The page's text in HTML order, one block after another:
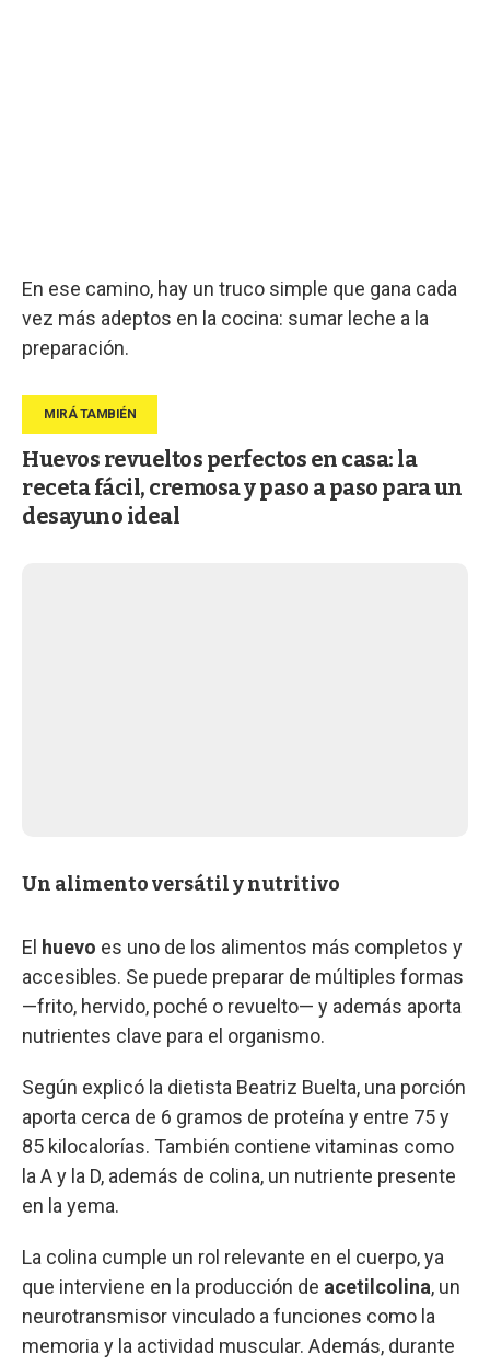
En ese camino, hay un truco simple que gana cada
vez más adeptos en la cocina: sumar leche a la
preparación.
Huevos revueltos perfectos en casa: la
receta fácil, cremosa y paso a paso para un
desayuno ideal
Un alimento versátil y nutritivo
El huevo es uno de los alimentos más completos y
accesibles. Se puede preparar de múltiples formas
—frito, hervido, poché o revuelto— y además aporta
nutrientes clave para el organismo.
Según explicó la dietista Beatriz Buelta, una porción
aporta cerca de 6 gramos de proteína y entre 75 y
85 kilocalorías. También contiene vitaminas como
la A y la D, además de colina, un nutriente presente
en la yema.
La colina cumple un rol relevante en el cuerpo, ya
que interviene en la producción de acetilcolina, un
neurotransmisor vinculado a funciones como la
memoria y la actividad muscular. Además, durante